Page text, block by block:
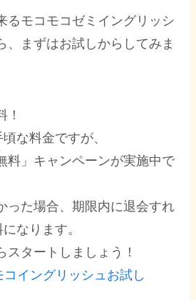
るモコモコゼミイングリッシ
、まずはお試しからしてみま
！
な料金ですが、
料」キャンペーンが実施中で
った場合、期限内に退会すれ
なります。
スタートしましょう！
イングリッシュお試し